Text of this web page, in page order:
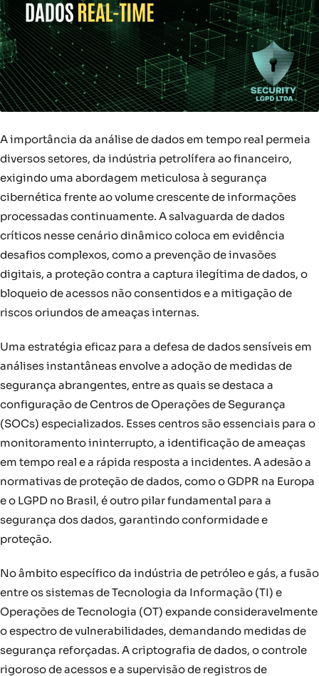
A importância da análise de dados em tempo real permeia
diversos setores, da indústria petrolífera ao financeiro,
exigindo uma abordagem meticulosa à segurança
cibernética frente ao volume crescente de informações
processadas continuamente. A salvaguarda de dados
críticos nesse cenário dinâmico coloca em evidência
desafios complexos, como a prevenção de invasões
digitais, a proteção contra a captura ilegítima de dados, o
bloqueio de acessos não consentidos e a mitigação de
riscos oriundos de ameaças internas.
Uma estratégia eficaz para a defesa de dados sensíveis em
análises instantâneas envolve a adoção de medidas de
segurança abrangentes, entre as quais se destaca a
configuração de Centros de Operações de Segurança
(SOCs) especializados. Esses centros são essenciais para o
monitoramento ininterrupto, a identificação de ameaças
em tempo real e a rápida resposta a incidentes. A adesão a
normativas de proteção de dados, como o GDPR na Europa
e o LGPD no Brasil, é outro pilar fundamental para a
segurança dos dados, garantindo conformidade e
proteção.
No âmbito específico da indústria de petróleo e gás, a fusão
entre os sistemas de Tecnologia da Informação (TI) e
Operações de Tecnologia (OT) expande consideravelmente
o espectro de vulnerabilidades, demandando medidas de
segurança reforçadas. A criptografia de dados, o controle
rigoroso de acessos e a supervisão de registros de